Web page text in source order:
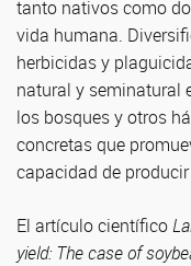
tanto nativos como
vida humana.
herbicidas y
natural y seminatural
los bosques y otros
concretas que
capacidad de
El artículo científico
yield: The case of